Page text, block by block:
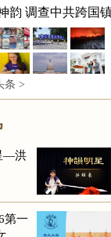
革 实现史上最快转
条 >
—洪
第一